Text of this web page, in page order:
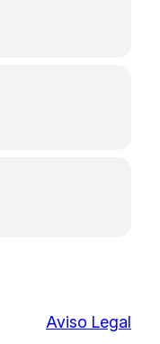
Aviso Legal